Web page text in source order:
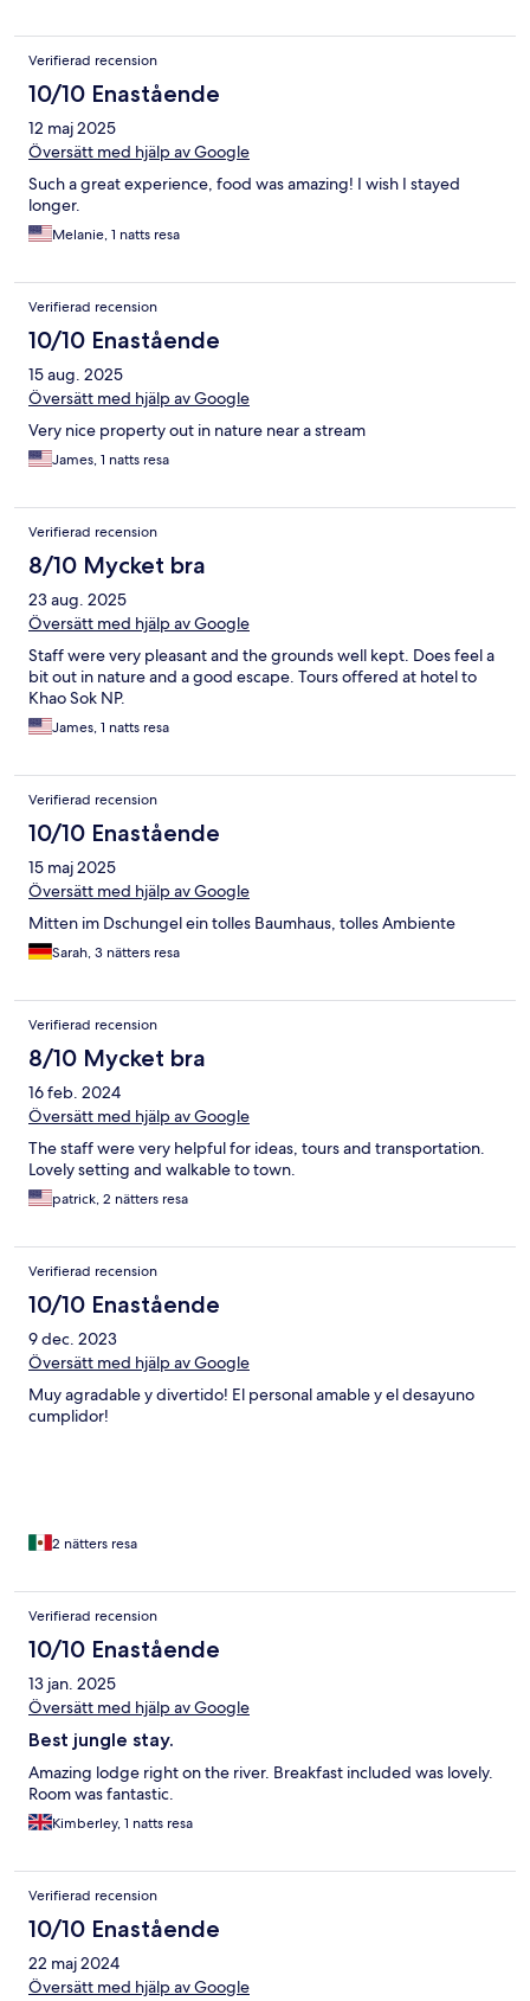
Verifierad recension
10/10 Enastående
12 maj 2025
Översätt med hjälp av Google
Such a great experience, food was amazing! I wish I stayed
longer.
Melanie, 1 natts resa
Verifierad recension
10/10 Enastående
15 aug. 2025
Översätt med hjälp av Google
Very nice property out in nature near a stream
James, 1 natts resa
Verifierad recension
8/10 Mycket bra
23 aug. 2025
Översätt med hjälp av Google
Staff were very pleasant and the grounds well kept. Does feel a
bit out in nature and a good escape. Tours offered at hotel to
Khao Sok NP.
James, 1 natts resa
Verifierad recension
10/10 Enastående
15 maj 2025
Översätt med hjälp av Google
Mitten im Dschungel ein tolles Baumhaus, tolles Ambiente
Sarah, 3 nätters resa
Verifierad recension
8/10 Mycket bra
16 feb. 2024
Översätt med hjälp av Google
The staff were very helpful for ideas, tours and transportation.
Lovely setting and walkable to town.
patrick, 2 nätters resa
Verifierad recension
10/10 Enastående
9 dec. 2023
Översätt med hjälp av Google
Muy agradable y divertido! El personal amable y el desayuno
cumplidor!
2 nätters resa
Verifierad recension
10/10 Enastående
13 jan. 2025
Översätt med hjälp av Google
Best jungle stay.
Amazing lodge right on the river. Breakfast included was lovely.
Room was fantastic.
Kimberley, 1 natts resa
Verifierad recension
10/10 Enastående
22 maj 2024
Översätt med hjälp av Google